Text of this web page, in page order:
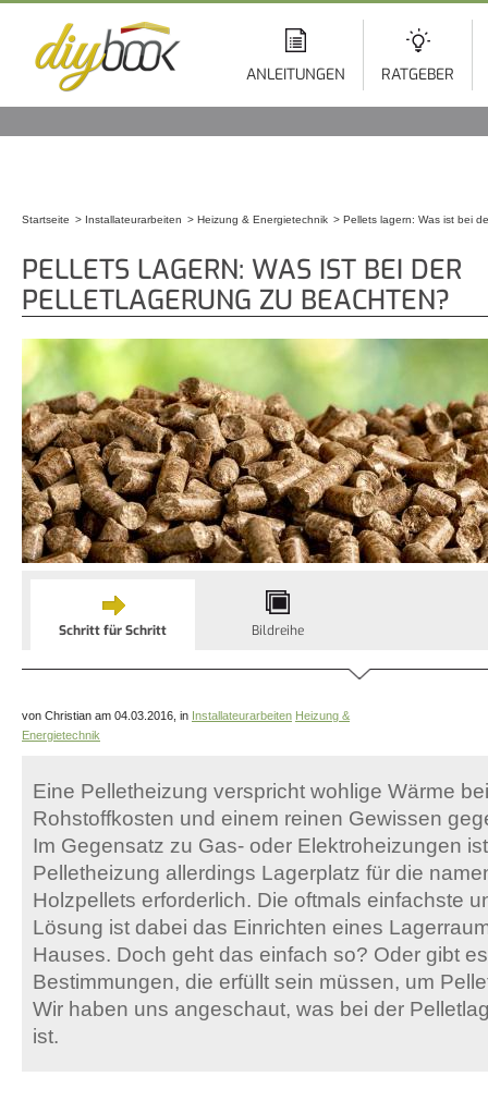
ANLEITUNGEN RATGEBER
Startseite Installateurarbeiten Heizung & Energietechnik Pellets lagern: Was ist bei
PELLETS LAGERN: WAS IST BEI DER
PELLETLAGERUNG ZU BEACHTEN?
Schritt für Schritt Bildreihe
von Christian am 04.03.2016, in Installateurarbeiten Heizung &
Energietechnik
Eine Pelletheizung verspricht wohlige Wärme
Rohstoffkosten und einem reinen Gewissen
Im Gegensatz zu Gas- oder Elektroheizungen
Pelletheizung allerdings Lagerplatz für die
Holzpellets erforderlich. Die oftmals einfachste
Lösung ist dabei das Einrichten eines
Hauses. Doch geht das einfach so? Oder gibt
Bestimmungen, die erfüllt sein müssen, um
Wir haben uns angeschaut, was bei der
ist.